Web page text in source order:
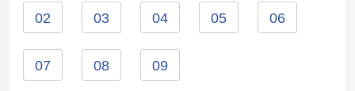
02 03 04 05 06
07 08 09